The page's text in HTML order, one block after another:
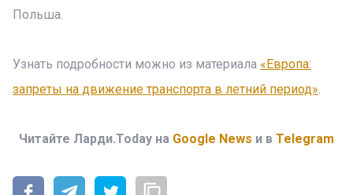
Польша.
Узнать подробности можно из материала «Европа:
запреты на движение транспорта в летний период».
Читайте Ларди.Today на Google News и в Telegram